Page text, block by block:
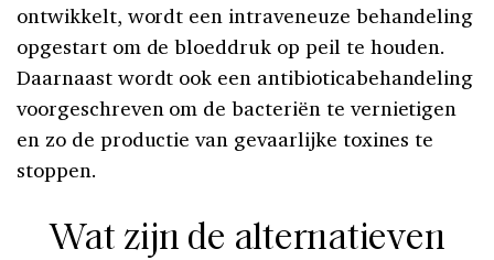
ontwikkelt, wordt een intraveneuze behandeling
opgestart om de bloeddruk op peil te houden.
Daarnaast wordt ook een antibioticabehandeling
voorgeschreven om de bacteriën te vernietigen
en zo de productie van gevaarlijke toxines te
stoppen.
Wat zijn de alternatieven